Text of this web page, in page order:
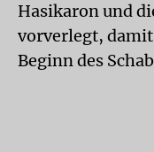
Hasikaron und
vorverlegt,
Beginn des